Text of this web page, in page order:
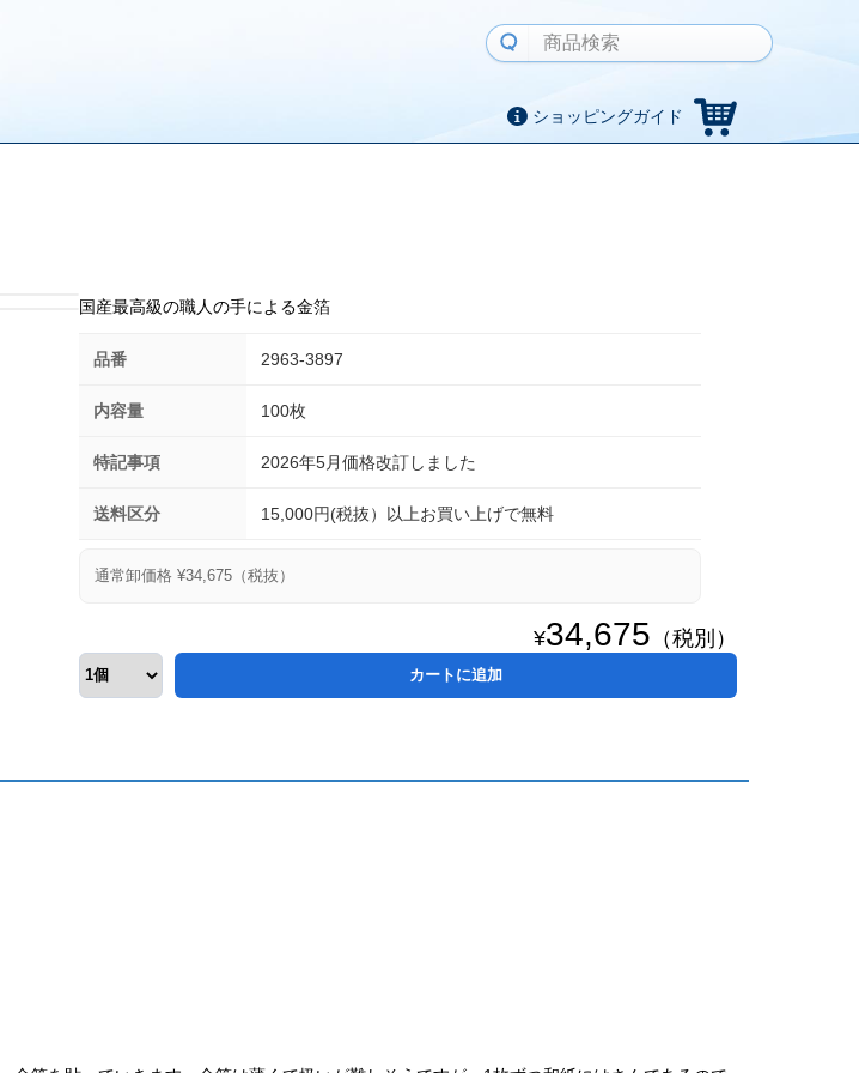
ショッピングガイド
国産最高級の職人の手による金箔
品番 2963-3897
内容量 100枚
特記事項 2026年5月価格改訂しました
送料区分 15,000円(税抜）以上お買い上げで無料
通常卸価格 ¥34,675 （税抜）
¥34,675 （税別）
カートに追加